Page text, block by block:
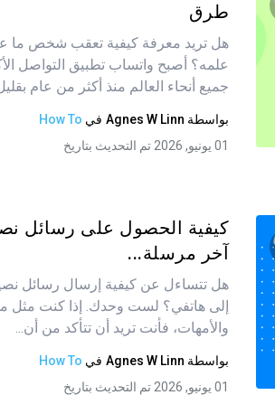
شارك هذه المقالة
فيسبوك نسخ الرابط
طرق
هل تريد معرفة كيفية تعقب شخص ما
علمه؟ أصبح واتساب تطبيق التواصل
جميع أنحاء العالم منذ أكثر من عام
بواسطة Agnes W Linn في How To
01 يونيو, 2026 تم التحديث بتاريخ
شارك هذه المقالة
فيسبوك نسخ الرابط
كيفية الحصول على رسائل
آخر مرسلة...
هل تتساءل عن كيفية إرسال رسائل
إلى هاتفي؟ لست وحدك. إذا كنت مثل
والأمهات، فأنت تريد أن تتأكد من أن...
بواسطة Agnes W Linn في How To
01 يونيو, 2026 تم التحديث بتاريخ